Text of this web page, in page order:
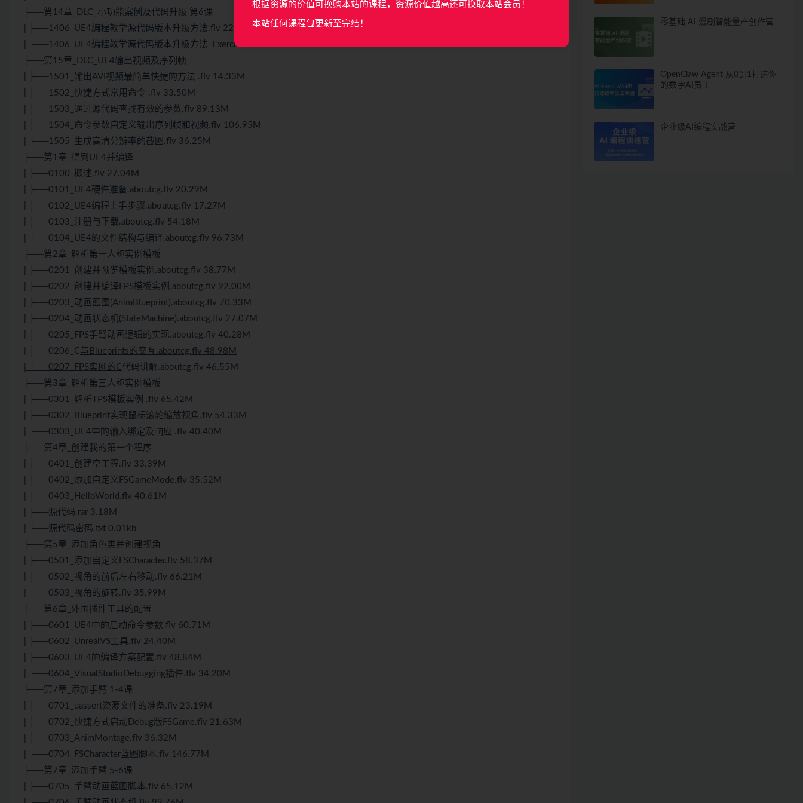
├──第14章_DLC_小功能案例及代码升级 第6课
| ├──1406_UE4编程教学源代码版本升级方法.flv 225.14M
| └──1406_UE4编程教学源代码版本升级方法_Exercise_Files.rar 5.05M
├──第15章_DLC_UE4输出视频及序列帧
| ├──1501_输出AVI视频最简单快捷的方法 .flv 14.33M
| ├──1502_快捷方式常用命令 .flv 33.50M
| ├──1503_通过源代码查找有效的参数.flv 89.13M
| ├──1504_命令参数自定义输出序列帧和视频.flv 106.95M
| └──1505_生成高清分辨率的截图.flv 36.25M
├──第1章_得到UE4并编译
| ├──0100_概述.flv 27.04M
| ├──0101_UE4硬件准备.aboutcg.flv 20.29M
| ├──0102_UE4编程上手步骤.aboutcg.flv 17.27M
| ├──0103_注册与下载.aboutcg.flv 54.18M
| └──0104_UE4的文件结构与编译.aboutcg.flv 96.73M
├──第2章_解析第一人称实例模板
| ├──0201_创建并预览模板实例.aboutcg.flv 38.77M
| ├──0202_创建并编译FPS模板实例.aboutcg.flv 92.00M
| ├──0203_动画蓝图(AnimBlueprint).aboutcg.flv 70.33M
| ├──0204_动画状态机(StateMachine).aboutcg.flv 27.07M
| ├──0205_FPS手臂动画逻辑的实现.aboutcg.flv 40.28M
| ├──0206_C与Blueprints的交互.aboutcg.flv 48.98M
| └──0207_FPS实例的C代码讲解.aboutcg.flv 46.55M
├──第3章_解析第三人称实例模板
| ├──0301_解析TPS模板实例 .flv 65.42M
| ├──0302_Blueprint实现鼠标滚轮缩放视角.flv 54.33M
| └──0303_UE4中的输入绑定及响应 .flv 40.40M
├──第4章_创建我的第一个程序
| ├──0401_创建空工程.flv 33.39M
| ├──0402_添加自定义FSGameMode.flv 35.52M
| ├──0403_HelloWorld.flv 40.61M
| ├──源代码.rar 3.18M
| └──源代码密码.txt 0.01kb
├──第5章_添加角色类并创建视角
| ├──0501_添加自定义FSCharacter.flv 58.37M
| ├──0502_视角的前后左右移动.flv 66.21M
| └──0503_视角的旋转.flv 35.99M
├──第6章_外围插件工具的配置
| ├──0601_UE4中的启动命令参数.flv 60.71M
| ├──0602_UnrealVS工具.flv 24.40M
| ├──0603_UE4的编译方案配置.flv 48.84M
| └──0604_VisualStudioDebugging插件.flv 34.20M
├──第7章_添加手臂 1-4课
| ├──0701_uassert资源文件的准备.flv 23.19M
| ├──0702_快捷方式启动Debug版FSGame.flv 21.63M
| ├──0703_AnimMontage.flv 36.32M
| └──0704_FSCharacter蓝图脚本.flv 146.77M
├──第7章_添加手臂 5-6课
| ├──0705_手臂动画蓝图脚本.flv 65.12M
零基础 AI 漫剧智能量产创作营
OpenClaw Agent 从0到1打造你
的数字AI员工
企业级AI编程实战营
根据资源的价值可换购本站的课程，资源价值越高还可换取本站会员！
本站任何课程包更新至完结！